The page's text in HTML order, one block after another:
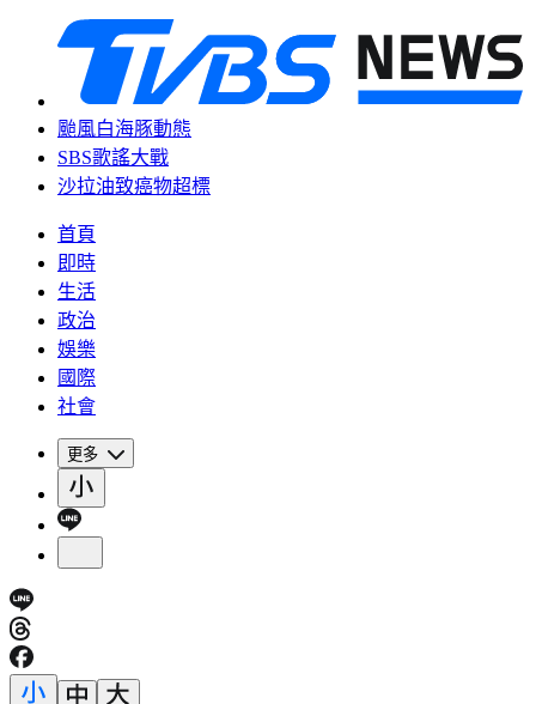
颱風白海豚動態
SBS歌謠大戰
沙拉油致癌物超標
首頁
即時
生活
政治
娛樂
國際
社會
更多